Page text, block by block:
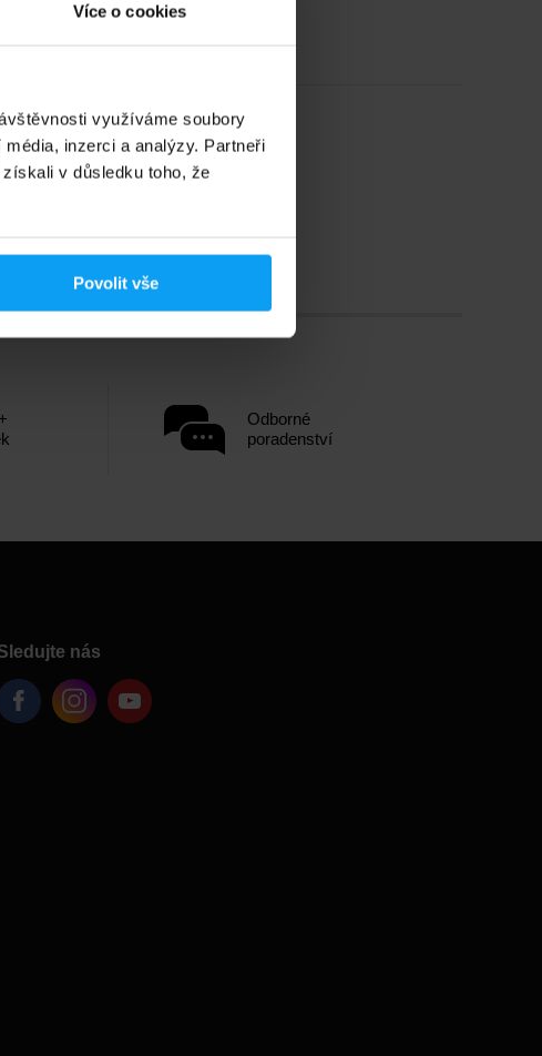
Více o cookies
využíváme soubory
inzerci a analýzy. Partneři
v důsledku toho, že
Povolit vše
Odborné
poradenství
nás